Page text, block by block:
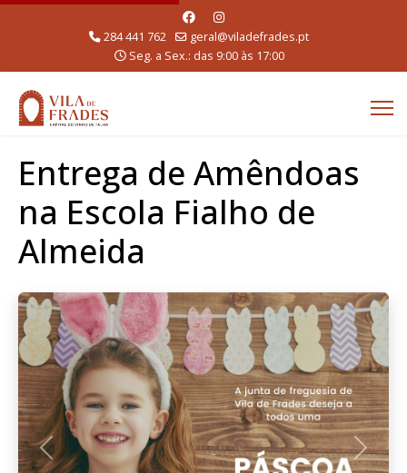
284 441 762
geral@viladefrades.pt
Seg. a Sex.: das 9:00 às 17:00
Entrega de Amêndoas
na Escola Fialho de
Almeida
Anterior